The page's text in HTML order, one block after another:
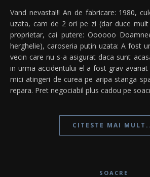
Vand nevasta!!! An de fabricare: 1980, culoare: Roscata, putin
uzata, cam de 2 ori pe zi (dar duce
proprietar, cai putere: Oooooo
herghelie), caroseria putin uzata: A fost
vecin care nu s-a asigurat daca sunt
in urma accidentului el a fost grav
mici atingeri de curea pe aripa stanga
repara. Pret negociabil plus cadou pe
CITESTE MAI
SOACRE